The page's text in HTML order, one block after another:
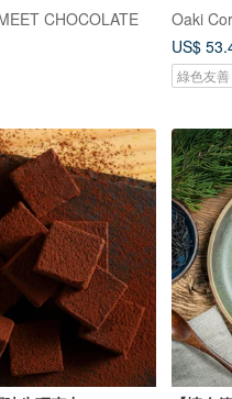
CHOCOLATE
Oaki
US$
綠色友善